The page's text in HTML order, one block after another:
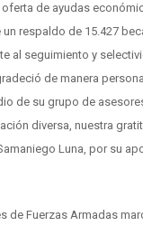
de ayudas
respaldo de 15.427
al seguimiento y
de manera
de su grupo de
diversa, nuestra
Luna, por su
de Fuerzas Armadas